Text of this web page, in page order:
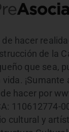
hacer
de la
que sea,
hacer por
110612774-
cultural y